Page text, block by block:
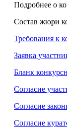
Подробнее о
Состав жюри
Требования к
Заявка
Бланк
Согласие
Согласие
Согласие